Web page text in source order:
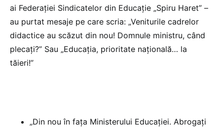
ai Federației Sindicatelor din Educație „Spiru Haret” –
au purtat mesaje pe care scria: „Veniturile cadrelor
didactice au scăzut din nou! Domnule ministru, când
plecați?” Sau „Educația, prioritate națională… la
tăieri!”
„Din nou în fața Ministerului Educației. Abrogați